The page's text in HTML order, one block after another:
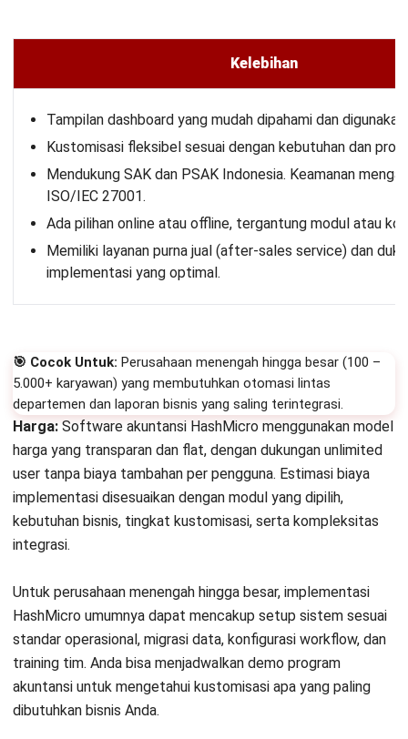
Kelebihan
Tampilan dashboard yang mudah dipahami dan digunakan.
Kustomisasi fleksibel sesuai dengan kebutuhan dan
Mendukung SAK dan PSAK Indonesia. Keamanan
ISO/IEC 27001.
Ada pilihan online atau offline, tergantung modul atau
Memiliki layanan purna jual (after-sales service) dan
implementasi yang optimal.
🎯 Cocok Untuk: Perusahaan menengah hingga besar (100 –
5.000+ karyawan) yang membutuhkan otomasi lintas
departemen dan laporan bisnis yang saling terintegrasi.
Harga: Software akuntansi HashMicro menggunakan model
harga yang transparan dan flat, dengan dukungan unlimited
user tanpa biaya tambahan per pengguna. Estimasi biaya
implementasi disesuaikan dengan modul yang dipilih,
kebutuhan bisnis, tingkat kustomisasi, serta kompleksitas
integrasi.
Untuk perusahaan menengah hingga besar, implementasi
HashMicro umumnya dapat mencakup setup sistem sesuai
standar operasional, migrasi data, konfigurasi workflow, dan
training tim. Anda bisa menjadwalkan demo program
akuntansi untuk mengetahui kustomisasi apa yang paling
dibutuhkan bisnis Anda.